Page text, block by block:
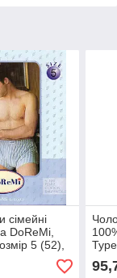
сімейні
DoReMi,
5 (52),
(52-